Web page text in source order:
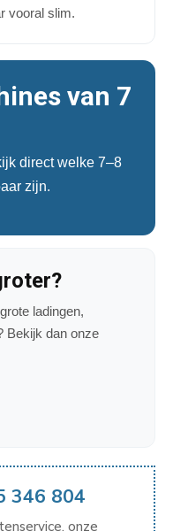
vooral slim.
van 7
direct welke 7–8
zijn.
ladingen,
Bekijk dan onze
346 804
onze